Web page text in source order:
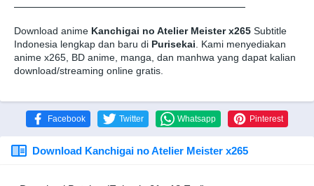
——————————————————————
Download anime Kanchigai no Atelier Meister x265 Subtitle
Indonesia lengkap dan baru di Purisekai. Kami menyediakan
anime x265, BD anime, manga, dan manhwa yang dapat kalian
download/streaming online gratis.
Facebook Twitter Whatsapp Pinterest
Download Kanchigai no Atelier Meister x265